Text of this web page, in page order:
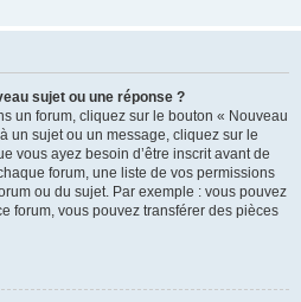
sujet ou une réponse ?
un forum, cliquez sur le bouton « Nouveau
un sujet ou un message, cliquez sur le
vous ayez besoin d’être inscrit avant de
forum, une liste de vos permissions
ou du sujet. Par exemple : vous pouvez
forum, vous pouvez transférer des pièces